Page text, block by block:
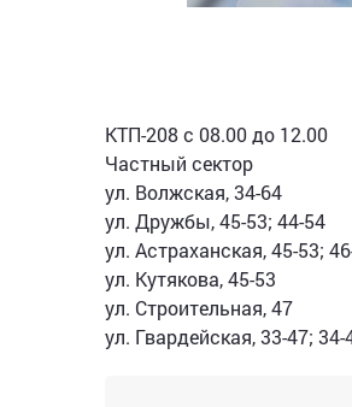
КТП-208 с 08.00 до 12.00
Частный сектор
ул. Волжская, 34-64
ул. Дружбы, 45-53; 44-54
ул. Астраханская, 45-53;
ул. Кутякова, 45-53
ул. Строительная, 47
ул. Гвардейская, 33-47; 34-